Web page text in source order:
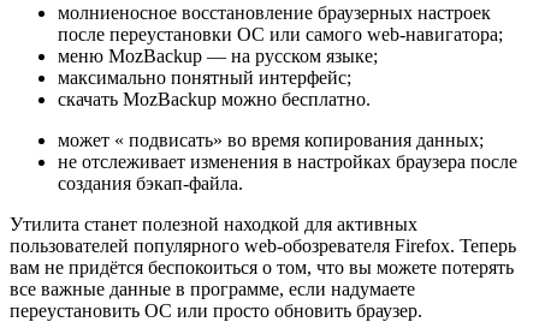
молниеносное восстановление браузерных настроек
после переустановки ОС или самого web-навигатора;
меню MozBackup — на русском языке;
максимально понятный интерфейс;
скачать MozBackup можно бесплатно.
может « подвисать» во время копирования данных;
не отслеживает изменения в настройках браузера после
создания бэкап-файла.
Утилита станет полезной находкой для активных
пользователей популярного web-обозревателя Firefox. Теперь
вам не придётся беспокоиться о том, что вы можете потерять
все важные данные в программе, если надумаете
переустановить ОС или просто обновить браузер.